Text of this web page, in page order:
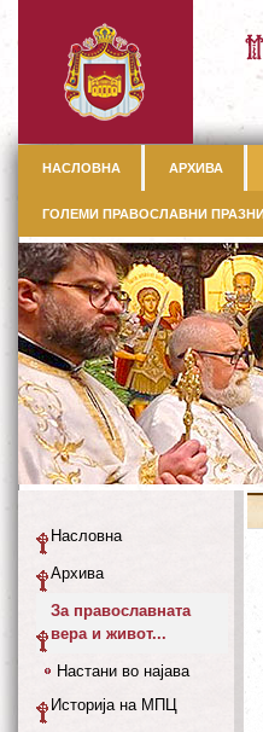
НАСЛОВНА АРХИВА
ГОЛЕМИ ПРАВОСЛАВНИ
Насловна
Архива
За православната
вера и живот...
Настани во најава
Историја на МПЦ